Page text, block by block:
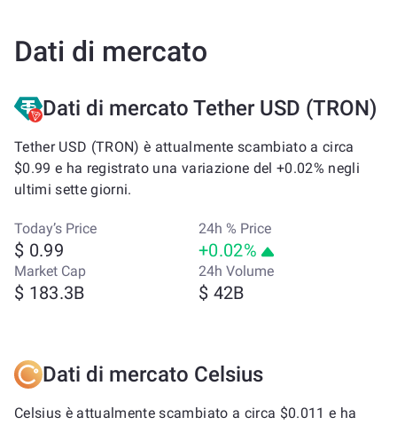
Dati di mercato
Dati di mercato Tether USD (TRON)
Tether USD (TRON) è attualmente scambiato a circa
$0.99 e ha registrato una variazione del +0.02% negli
ultimi sette giorni.
Today’s Price
$ 0.99
24h % Price
+0.02%
Market Cap
$ 183.3B
24h Volume
$ 42B
Dati di mercato Celsius
Celsius è attualmente scambiato a circa $0.011 e ha